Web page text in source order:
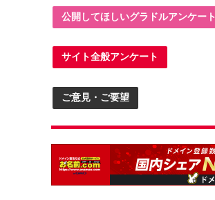
公開してほしいグラドルアンケート
サイト全般アンケート
ご意見・ご要望